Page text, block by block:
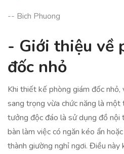
-- Bich Phuong
- Giới thiệu về
đốc nhỏ
Khi thiết kế phòng giám đốc
sang trọng vừa chức năng là
tưởng độc đáo là sử dụng đồ nội
bàn làm việc có ngăn kéo ẩn
thành giường nghỉ ngơi. Điều